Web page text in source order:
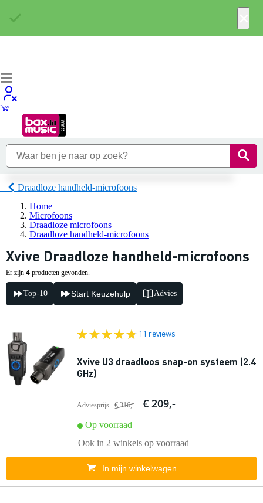
Draadloze handheld-microfoons
Home
Microfoons
Draadloze microfoons
Draadloze handheld-microfoons
Xvive Draadloze handheld-microfoons
Er zijn 4 producten gevonden.
Top-10 Start Keuzehulp Advies
11 reviews
Xvive U3 draadloos snap-on systeem (2.4
GHz)
Adviesprijs € 316,- € 209,-
Op voorraad
Ook in 2 winkels op voorraad
In mijn winkelwagen